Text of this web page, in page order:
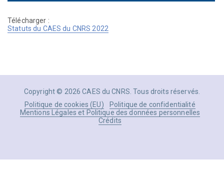
Télécharger :
Statuts du CAES du CNRS 2022
Copyright © 2026 CAES du CNRS. Tous droits réservés.
Politique de cookies (EU)
Politique de confidentialité
Mentions Légales et Politique des données personnelles
Crédits